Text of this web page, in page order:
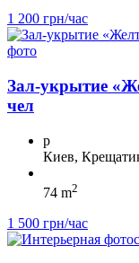
1 200 грн/час
Зал-укрытие
чел
p
Киев,
74 m2
1 500 грн/час